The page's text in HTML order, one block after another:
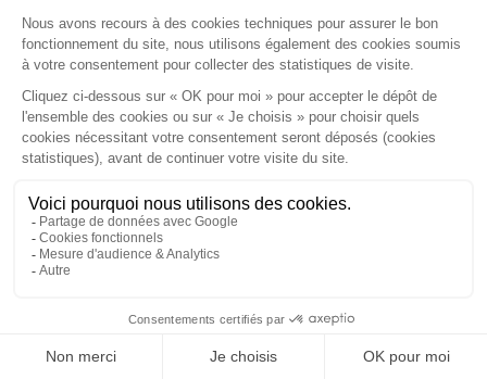
MAZEAS Avocat
11 Rue de Metz
31000 TOULOUSE
Tél :06 28 84 21 96
Honoraires Plan du site
Mentions légales
Septeo Digital & Services © 2026